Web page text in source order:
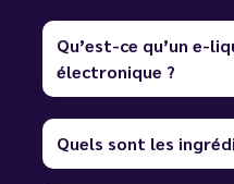
Qu’est-ce qu’un e-
électronique ?
Quels sont les